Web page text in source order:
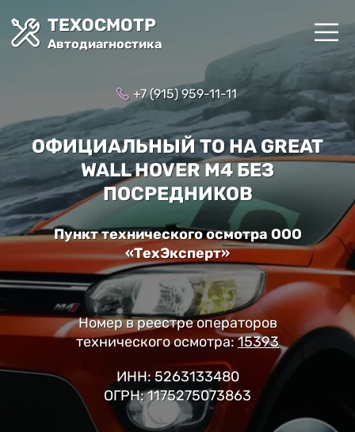
ТЕХОСМОТР
Автодиагностика
+7 (915) 959-11-11
ОФИЦИАЛЬНЫЙ ТО НА GREAT
WALL HOVER M4 БЕЗ
ПОСРЕДНИКОВ
Пункт технического осмотра ООО
«ТехЭксперт»
Номер в реестре операторов
технического осмотра:15393
ИНН: 5263133480
ОГРН: 1175275073863